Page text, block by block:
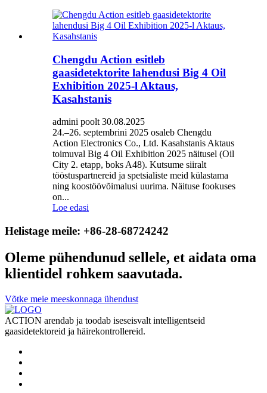
Chengdu Action esitleb
gaasidetektorite lahendusi Big 4 Oil
Exhibition 2025-l Aktaus,
Kasahstanis
admini poolt 30.08.2025
24.–26. septembrini 2025 osaleb Chengdu
Action Electronics Co., Ltd. Kasahstanis Aktaus
toimuval Big 4 Oil Exhibition 2025 näitusel (Oil
City 2. etapp, boks A48). Kutsume siiralt
tööstuspartnereid ja spetsialiste meid külastama
ning koostöövõimalusi uurima. Näituse fookuses
on...
Loe edasi
Helistage meile: +86-28-68724242
Oleme pühendunud sellele, et aidata oma
klientidel rohkem saavutada.
Võtke meie meeskonnaga ühendust
ACTION arendab ja toodab iseseisvalt intelligentseid
gaasidetektoreid ja häirekontrollereid.